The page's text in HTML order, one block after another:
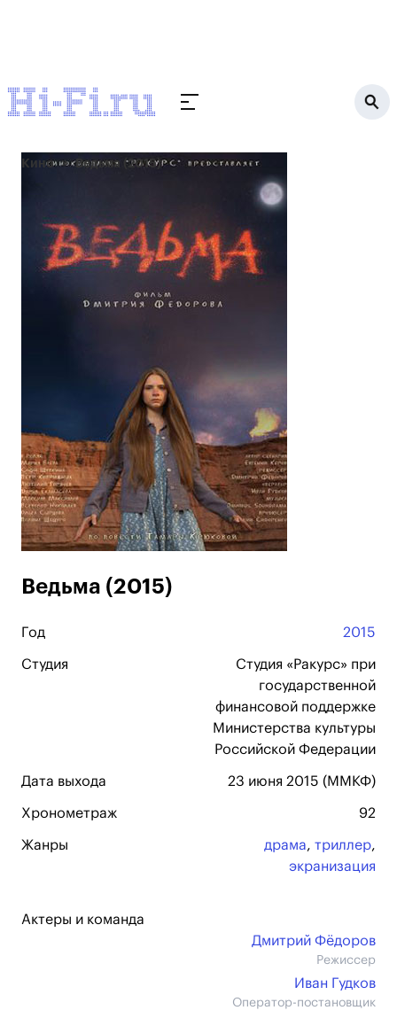
Кино Ведьма (2015)
Ведьма (2015)
Год 2015
Студия
Студия «Ракурс» при
государственной
финансовой поддержке
Министерства культуры
Российской Федерации
Дата выхода 23 июня 2015 (ММКФ)
Хронометраж 92
Жанры драма, триллер,
экранизация
Актеры и команда
Дмитрий Фёдоров
Режиссер
Иван Гудков
Оператор-постановщик